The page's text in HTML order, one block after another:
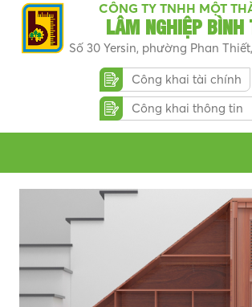
CÔNG TY TNHH MỘT
LÂM NGHIỆP BÌNH
Số 30 Yersin, phường Phan
Công khai tài chính
Công khai thông tin